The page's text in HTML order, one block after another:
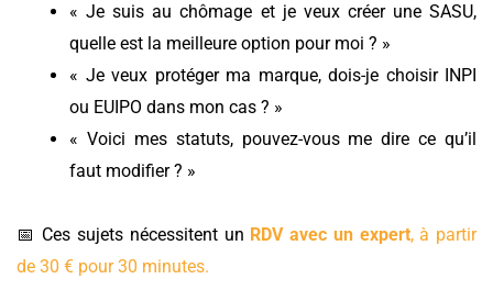
« Je suis au chômage et je veux créer une SASU,
quelle est la meilleure option pour moi ? »
« Je veux protéger ma marque, dois-je choisir INPI
ou EUIPO dans mon cas ? »
« Voici mes statuts, pouvez-vous me dire ce qu’il
faut modifier ? »
📅 Ces sujets nécessitent un RDV avec un expert, à partir
de 30 € pour 30 minutes.